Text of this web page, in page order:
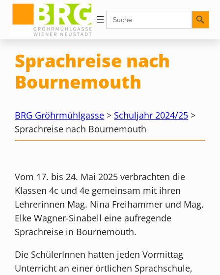
Inhalt
springen
Search
for:
Search Button
Sprachreise nach
Bournemouth
BRG Gröhrmühlgasse > Schuljahr 2024/25 >
Sprachreise nach Bournemouth
Vom 17. bis 24. Mai 2025 verbrachten die
Klassen 4c und 4e gemeinsam mit ihren
Lehrerinnen Mag. Nina Freihammer und Mag.
Elke Wagner-Sinabell eine aufregende
Sprachreise in Bournemouth.
Die SchülerInnen hatten jeden Vormittag
Unterricht an einer örtlichen Sprachschule,